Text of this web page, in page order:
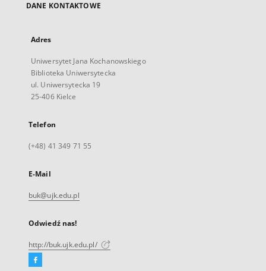
DANE KONTAKTOWE
Adres
Uniwersytet Jana Kochanowskiego
Biblioteka Uniwersytecka
ul. Uniwersytecka 19
25-406 Kielce
Telefon
(+48) 41 349 71 55
E-Mail
buk@ujk.edu.pl
Odwiedź nas!
http://buk.ujk.edu.pl/
Facebook